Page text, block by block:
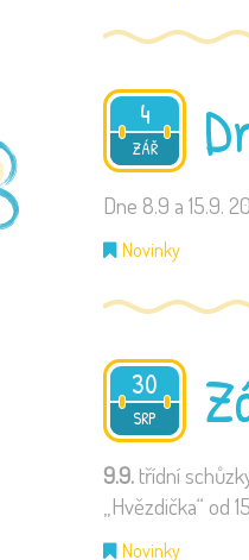
4
ZÁŘ
2024
Dne 8.9 a 15.9.
Novinky
30
SRP
2024
9.9. třídní
„Hvězdička“ od
Novinky